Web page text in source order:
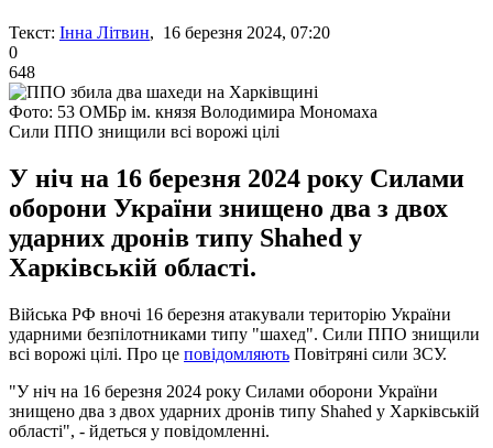
Текст: Інна Літвин, 16 березня 2024, 07:20
0
648
Фото: 53 ОМБр ім. князя Володимира Мономаха
Сили ППО знищили всі ворожі цілі
У ніч на 16 березня 2024 року Силами
оборони України знищено два з двох
ударних дронів типу Shahed у
Харківській області.
Війська РФ вночі 16 березня атакували територію України
ударними безпілотниками типу "шахед". Сили ППО знищили
всі ворожі цілі. Про це повідомляють Повітряні сили ЗСУ.
"У ніч на 16 березня 2024 року Силами оборони України
знищено два з двох ударних дронів типу Shahed у Харківській
області", - йдеться у повідомленні.